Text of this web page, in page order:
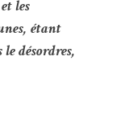
les
étant
désordres,